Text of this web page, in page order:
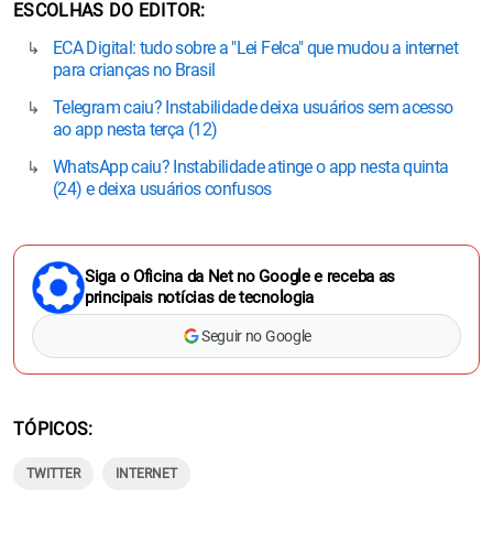
ESCOLHAS DO EDITOR
ECA Digital: tudo sobre a "Lei Felca" que mudou a internet
para crianças no Brasil
Telegram caiu? Instabilidade deixa usuários sem acesso
ao app nesta terça (12)
WhatsApp caiu? Instabilidade atinge o app nesta quinta
(24) e deixa usuários confusos
Siga o Oficina da Net no Google e receba as
principais notícias de tecnologia
Seguir no Google
TÓPICOS
TWITTER INTERNET